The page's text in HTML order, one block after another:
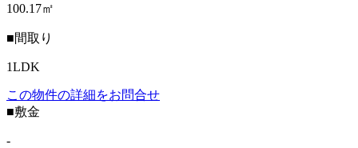
100.17㎡
■間取り
1LDK
この物件の詳細をお問合せ
■敷金
-